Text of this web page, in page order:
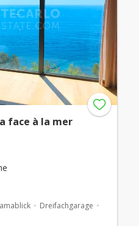
face à la mer
Dreifachgarage